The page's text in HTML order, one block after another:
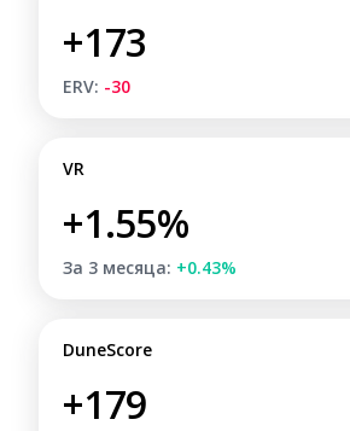
+173
ERV: -30
VR
+1.55%
За 3 месяца: +0.43%
DuneScore
+179